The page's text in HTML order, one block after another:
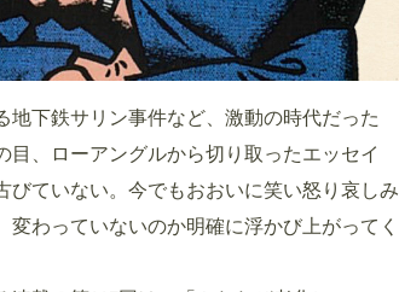
下鉄サリン事件など、激動の時代だった
目、ローアングルから切り取ったエッセイ
びていない。今でもおおいに笑い怒り哀しみ
わっていないのか明確に浮かび上がってく